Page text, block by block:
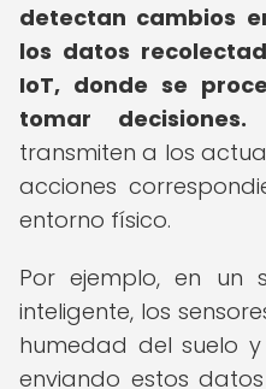
detectan cambios
los datos
IoT, donde se
tomar decisiones.
transmiten a los
acciones
entorno físico.
Por ejemplo, en un
inteligente, los
humedad del suelo
enviando estos